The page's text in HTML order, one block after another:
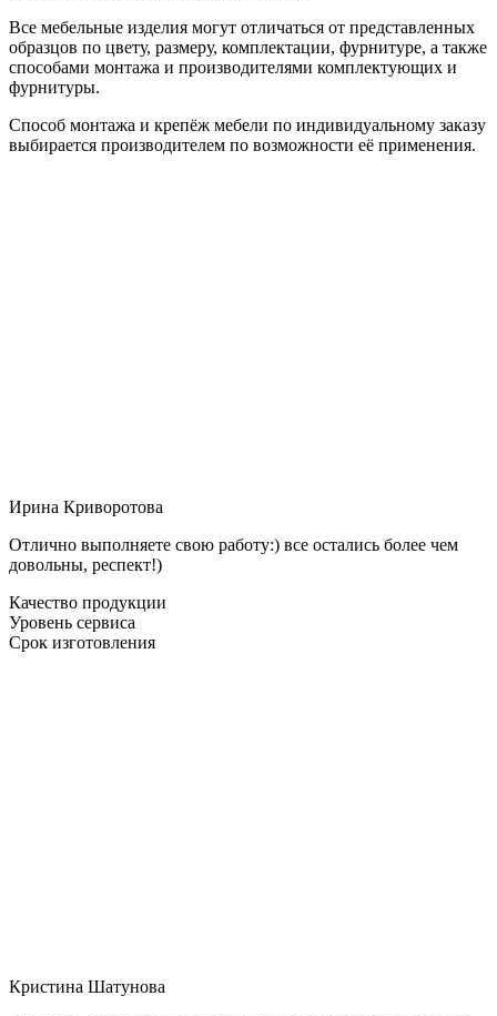
Все мебельные изделия могут отличаться от представленных
образцов по цвету, размеру, комплектации, фурнитуре, а также
способами монтажа и производителями комплектующих и
фурнитуры.
Способ монтажа и крепёж мебели по индивидуальному заказу
выбирается производителем по возможности её применения.
Ирина Криворотова
Отлично выполняете свою работу:) все остались более чем
довольны, респект!)
Качество продукции
Уровень сервиса
Срок изготовления
Кристина Шатунова